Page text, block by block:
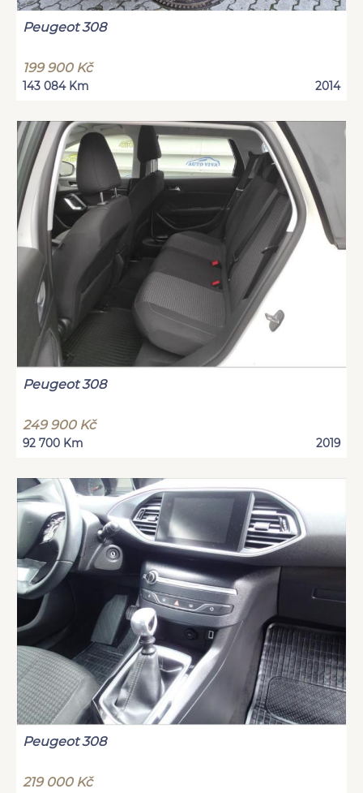
Peugeot 308
199 900 Kč
143 084 Km 2014
Peugeot 308
249 900 Kč
92 700 Km 2019
Peugeot 308
219 000 Kč